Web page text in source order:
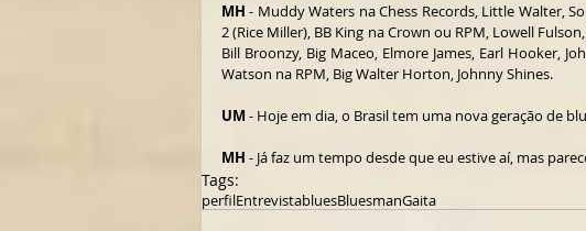
MH - Muddy Waters na Chess Records, Little Walter,
2 (Rice Miller), BB King na Crown ou RPM, Lowell
Bill Broonzy, Big Maceo, Elmore James, Earl Hooker,
Watson na RPM, Big Walter Horton, Johnny Shines.
UM - Hoje em dia, o Brasil tem uma nova geração de
MH - Já faz um tempo desde que eu estive aí, mas
Tags:
perfilEntrevistabluesBluesmanGaita